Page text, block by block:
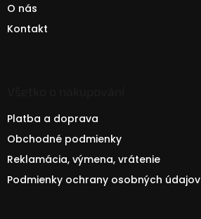
O nás
Kontakt
Platba a doprava
Obchodné podmienky
Reklamácia, výmena, vrátenie
Podmienky ochrany osobných údajov